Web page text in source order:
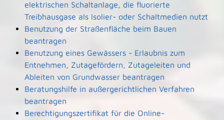
elektrischen Schaltanlage, die fluorierte
Treibhausgase als Isolier- oder Schaltmedien nutzt
Benutzung der Straßenfläche beim Bauen
beantragen
Benutzung eines Gewässers - Erlaubnis zum
Entnehmen, Zutagefördern, Zutageleiten und
Ableiten von Grundwasser beantragen
Beratungshilfe in außergerichtlichen Verfahren
beantragen
Berechtigungszertifikat für die Online-